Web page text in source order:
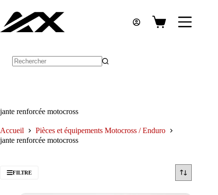
contenu
Panier
jante renforcée motocross
Accueil
Pièces et équipements Motocross / Enduro
jante renforcée motocross
FILTRE